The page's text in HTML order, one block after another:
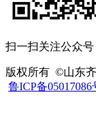
扫一扫关注公众号
版权所有 ©山东
鲁ICP备05017086